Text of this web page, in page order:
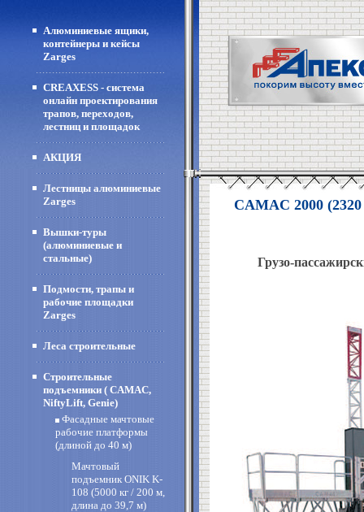
Алюминиевые ящики,
контейнеры и кейсы
Zarges
CREAXESS - система
онлайн проектирования
трапов, переходов,
лестниц и площадок
АКЦИЯ
Лестницы алюминиевые
Zarges
Вышки-туры
(алюминиевые и
стальные)
Подмости, трапы и
рабочие площадки
Zarges
Леса строительные
Строительные
подъемники ( CAMAC,
NiftyLift, Genie)
Фасадные мачтовые
рабочие платформы
(длиной до 40 м)
Мачтовый
подъемник ONIK K-
108 (5000 кг / 200 м,
длина до 39,7 м)
CAMAC 2000
Грузо-